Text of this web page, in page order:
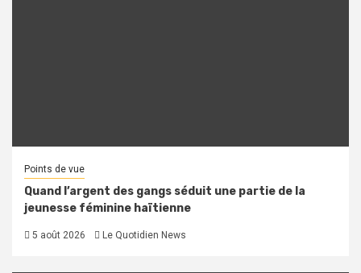
Points de vue
Quand l’argent des gangs séduit une partie de la
jeunesse féminine haïtienne
5 août 2026 Le Quotidien News